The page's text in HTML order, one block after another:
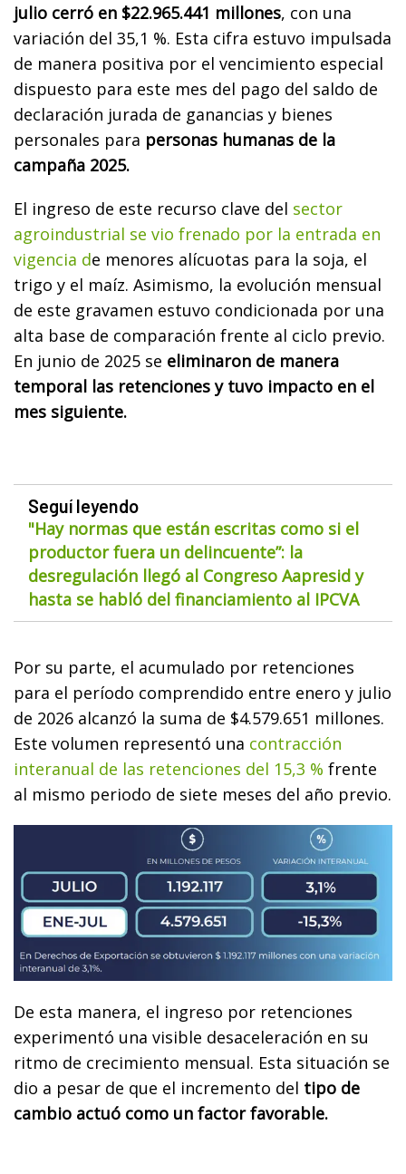
julio cerró en $22.965.441 millones, con una
variación del 35,1 %. Esta cifra estuvo impulsada
de manera positiva por el vencimiento especial
dispuesto para este mes del pago del saldo de
declaración jurada de ganancias y bienes
personales para personas humanas de la
campaña 2025.
El ingreso de este recurso clave del sector
agroindustrial se vio frenado por la entrada en
vigencia de menores alícuotas para la soja, el
trigo y el maíz. Asimismo, la evolución mensual
de este gravamen estuvo condicionada por una
alta base de comparación frente al ciclo previo.
En junio de 2025 se eliminaron de manera
temporal las retenciones y tuvo impacto en el
mes siguiente.
Seguí leyendo
"Hay normas que están escritas como si el
productor fuera un delincuente”: la
desregulación llegó al Congreso Aapresid y
hasta se habló del financiamiento al IPCVA
Por su parte, el acumulado por retenciones
para el período comprendido entre enero y julio
de 2026 alcanzó la suma de $4.579.651 millones.
Este volumen representó una contracción
interanual de las retenciones del 15,3 % frente
al mismo periodo de siete meses del año previo.
De esta manera, el ingreso por retenciones
experimentó una visible desaceleración en su
ritmo de crecimiento mensual. Esta situación se
dio a pesar de que el incremento del tipo de
cambio actuó como un factor favorable.